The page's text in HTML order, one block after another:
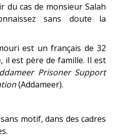
du cas de monsieur Salah
sans doute la
est un français de 32
il est père de famille. Il est
Prisoner Support
(Addameer).
motif, dans des cadres